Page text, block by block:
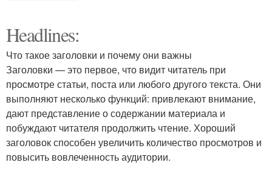
Headlines:
Что такое заголовки и почему они важны
Заголовки — это первое, что видит читатель при
просмотре статьи, поста или любого другого текста. Они
выполняют несколько функций: привлекают внимание,
дают представление о содержании материала и
побуждают читателя продолжить чтение. Хороший
заголовок способен увеличить количество просмотров и
повысить вовлеченность аудитории.